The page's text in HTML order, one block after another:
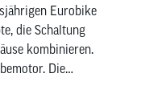
Eurobike
die Schaltung
kombinieren.
Die